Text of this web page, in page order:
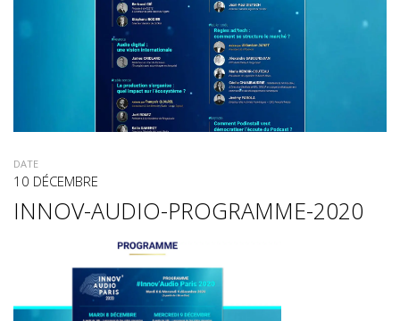
DATE
10 DÉCEMBRE
INNOV-AUDIO-PROGRAMME-2020